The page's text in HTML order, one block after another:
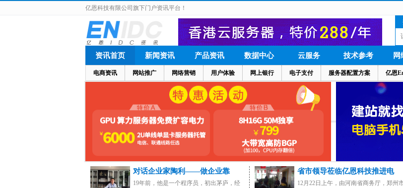
亿恩科技有限公司旗下门户资讯平台！
资讯首页
电商资讯 网站推广 网络营销 用户体验 网上银行 电子支付 服务器配置方案 亿恩
新闻资讯 产品资讯 数据中心 云服务 技术参考 网
对话企业家陶利——做企业靠
19年前，他是一个程序员，初出茅庐，经
省市领导莅临亿恩科技推进电
12月22日上午，由河南省商务厅，郑州